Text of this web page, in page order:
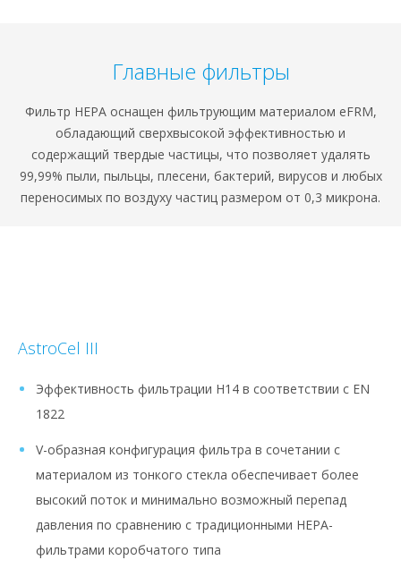
Главные фильтры
Фильтр HEPA оснащен фильтрующим материалом eFRM,
обладающий сверхвысокой эффективностью и
содержащий твердые частицы, что позволяет удалять
99,99% пыли, пыльцы, плесени, бактерий, вирусов и любых
переносимых по воздуху частиц размером от 0,3 микрона.
AstroCel III
Эффективность фильтрации H14 в соответствии с EN
1822
V-образная конфигурация фильтра в сочетании с
материалом из тонкого стекла обеспечивает более
высокий поток и минимально возможный перепад
давления по сравнению с традиционными HEPA-
фильтрами коробчатого типа